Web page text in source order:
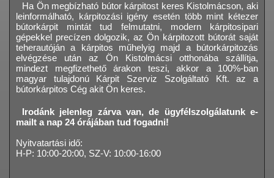
Ha Ön megbízható bútor kárpitost keres Kistolmácson, aki
leinformálható, kárpitozási igény esetén több mint kétezer
bútorkárpit mintát tud felmutatni, modern kárpitosipari
gépekkel precízen dolgozik, az Ön kárpitozott bútorát saját
teherautóján a kárpitos műhelyig majd a bútorkárpitozás
elvégzése után az Ön Kistolmácsi otthonába szállítja,
mindezt megfizethető árakon teszi, akkor a 100%-ban
magyar tulajdonú Kárpit Szerviz Szolgáltató Kft. az a
bútorkárpitos Cég akit Ön keres.
Irodánk jelenleg zárva van, de ügyfélszolgálatunk e-
mailt a nap 24 órájában tud fogadni!
Nyitvatartási idő:
H-P: 10:00-20:00, SZ-V: 10:00-16:00